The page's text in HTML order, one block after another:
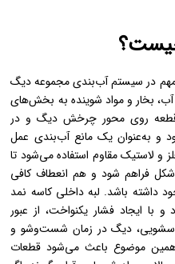
در سیستم آب‌بندی مجموعه دیگ
بخار و مواد شوینده به بخش‌های
روی محور چرخش دیگ و در
و به‌عنوان یک مانع آب‌بندی عمل
و لاستیک مقاوم استفاده می‌شود تا
فراهم شود و هم انعطاف کافی
داشته باشد. لبه داخلی کاسه نمد
با ایجاد فشار یکنواخت، از عبور
دیگ در زمان شست‌وشو و
موضوع باعث می‌شود قطعات